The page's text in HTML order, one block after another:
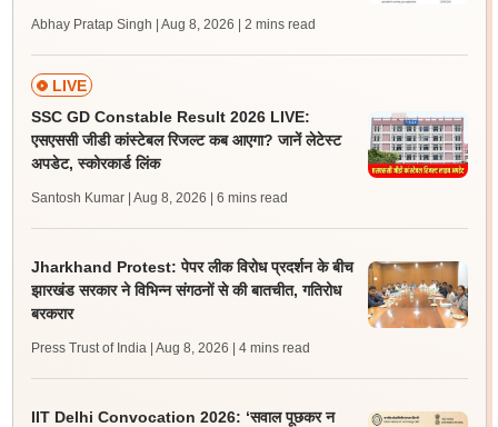
Abhay Pratap Singh | Aug 8, 2026 | 2 mins read
LIVE
SSC GD Constable Result 2026 LIVE:
एसएससी जीडी कांस्टेबल रिजल्ट कब आएगा? जानें लेटेस्ट
अपडेट, स्कोरकार्ड लिंक
Santosh Kumar | Aug 8, 2026 | 6 mins read
Jharkhand Protest: पेपर लीक विरोध प्रदर्शन के बीच
झारखंड सरकार ने विभिन्न संगठनों से की बातचीत, गतिरोध
बरकरार
Press Trust of India | Aug 8, 2026 | 4 mins read
IIT Delhi Convocation 2026: ‘सवाल पूछकर न